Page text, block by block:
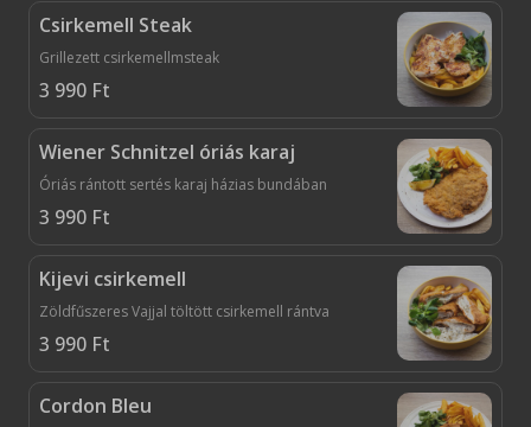
Csirkemell Steak
Grillezett csirkemellmsteak
3 990 Ft
Wiener Schnitzel óriás karaj
Óriás rántott sertés karaj házias bundában
3 990 Ft
Kijevi csirkemell
Zöldfűszeres Vajjal töltött csirkemell rántva
3 990 Ft
Cordon Bleu